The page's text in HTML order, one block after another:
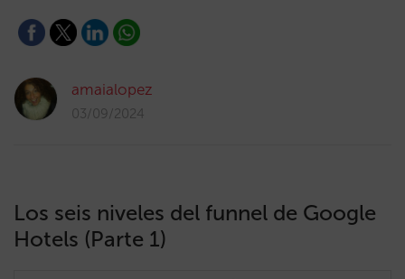
amaialopez
03/09/2024
Los seis niveles del funnel de Google
Hotels (Parte 1)